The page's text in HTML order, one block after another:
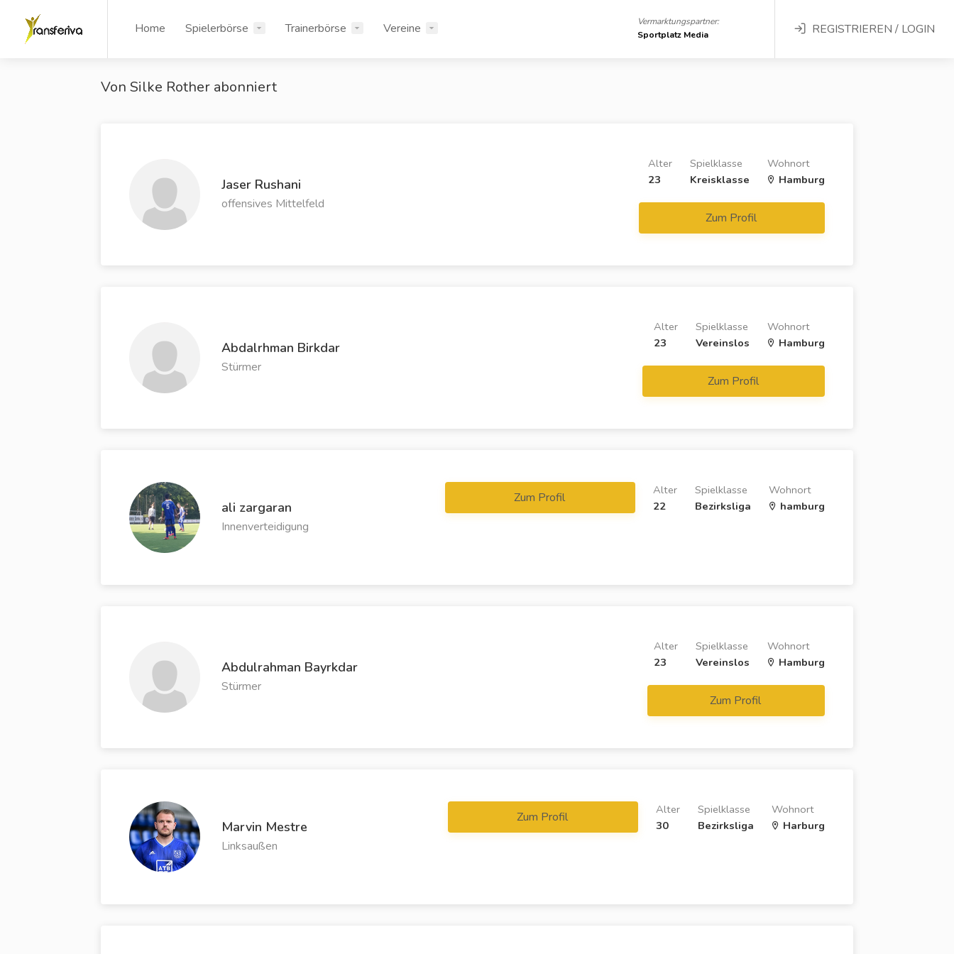
Home Spielerbörse Trainerbörse Vereine
Vermarktungspartner:
Sportplatz Media
REGISTRIEREN / LOGIN
Von Silke Rother abonniert
Jaser Rushani
offensives Mittelfeld
Wohnort
Hamburg
Spielklasse
Kreisklasse
Alter
23
Zum Profil
Abdalrhman Birkdar
Stürmer
Wohnort
Hamburg
Spielklasse
Vereinslos
Alter
23
Zum Profil
ali zargaran
Innenverteidigung
Wohnort
hamburg
Spielklasse
Bezirksliga
Alter
22
Zum Profil
Abdulrahman Bayrkdar
Stürmer
Wohnort
Hamburg
Spielklasse
Vereinslos
Alter
23
Zum Profil
Marvin Mestre
Linksaußen
Wohnort
Harburg
Spielklasse
Bezirksliga
Alter
30
Zum Profil